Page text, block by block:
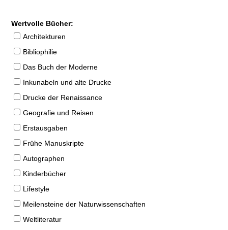
Wertvolle Bücher:
Architekturen
Bibliophilie
Das Buch der Moderne
Inkunabeln und alte Drucke
Drucke der Renaissance
Geografie und Reisen
Erstausgaben
Frühe Manuskripte
Autographen
Kinderbücher
Lifestyle
Meilensteine der Naturwissenschaften
Weltliteratur